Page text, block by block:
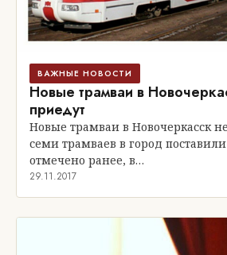
ВАЖНЫЕ НОВОСТИ
Новые трамваи в
приедут
Новые трамваи в Новочеркасск
семи трамваев в город
отмечено ранее, в…
29.11.2017